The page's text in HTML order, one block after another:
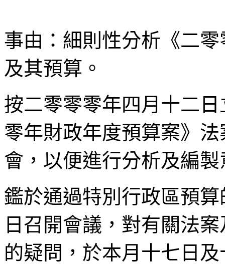
事由：細則性分析《二
及其預算。
按二零零零年四月十二
零年財政年度預算案》
會，以便進行分析及編
鑑於通過特別行政區預
日召開會議，對有關法
的疑問，於本月十七日